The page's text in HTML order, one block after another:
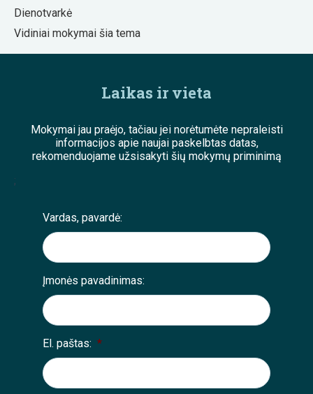
Dienotvarkė
Vidiniai mokymai šia tema
Laikas ir vieta
Mokymai jau praėjo, tačiau jei norėtumėte nepraleisti
informacijos apie naujai paskelbtas datas,
rekomenduojame užsisakyti šių mokymų priminimą
;
Vardas, pavardė:
Įmonės pavadinimas:
El. paštas: *